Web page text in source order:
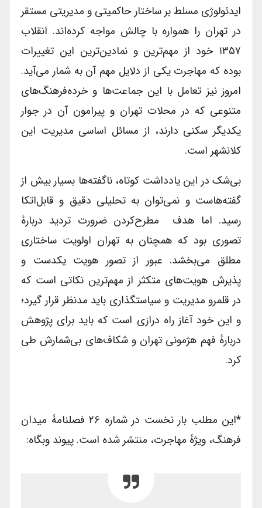
ایدئولوژی مسلط بر ساختار حاکمیتی و مدیریتی مستقر
در تهران را همواره با چالش مواجه کرده‌اند. انقلاب
۱۳۵۷ خود از مهم‌‌ترین و نمادین‌ترین این تغییرات
بوده که مهاجرت یکی از دلایل مهم آن به شمار می‌آید.
امروز نیز تعامل با این جماعت‌ها و خرده‌فرهنگ‌های
متنوعی که در محلات تهران و پیرامون آن در جوار
یکدیگر سکنی دارند، از مسائل اساسی مدیریت این
کلانشهر است.
بی‌شک در این یادداشت کوتاه، ناگفته‌ها بسیار بیش از
گفته‌هاست و نمی‌توان به تحلیلی دقیق و قابل‌اتکا
رسید. اما هدف مطرح‌کردن ضرورت تردید دربارۀ
تصوری بود که همچنان به تهران اولویت ساختاری
مطلق می‌بخشد. عبور از تصور هویت یکدست و
پذیرش هویت‌های متکثر از مهم‌ترین نکاتی است که
در قلمرو مدیریت و سیاستگذاری باید مدنظر قرار گیرد؛
و این خود آغاز راه درازی است که باید برای پژوهش
دربارۀ فهم هژمونی تهران و شکاف‌های بی‌شمارش طی
کرد.
*این مطلب بار نخست در شماره ۲۶ فصلنامۀ میدان
فرهنگ، ویژۀ مهاجرت، منتشر شده است. پیوند وبگاه: